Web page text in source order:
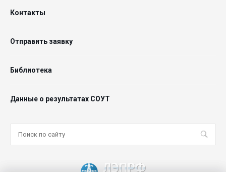
Контакты
Отправить заявку
Библиотека
Данные о результатах СОУТ